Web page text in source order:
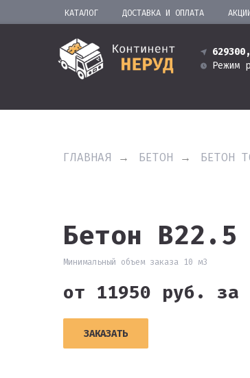
КАТАЛОГ ДОСТАВКА И ОПЛАТА
Режим
ГЛАВНАЯ → БЕТОН → БЕТОН
Бетон
Минимальный объем заказа 10 м3
от 11950 руб. за
ЗАКАЗАТЬ